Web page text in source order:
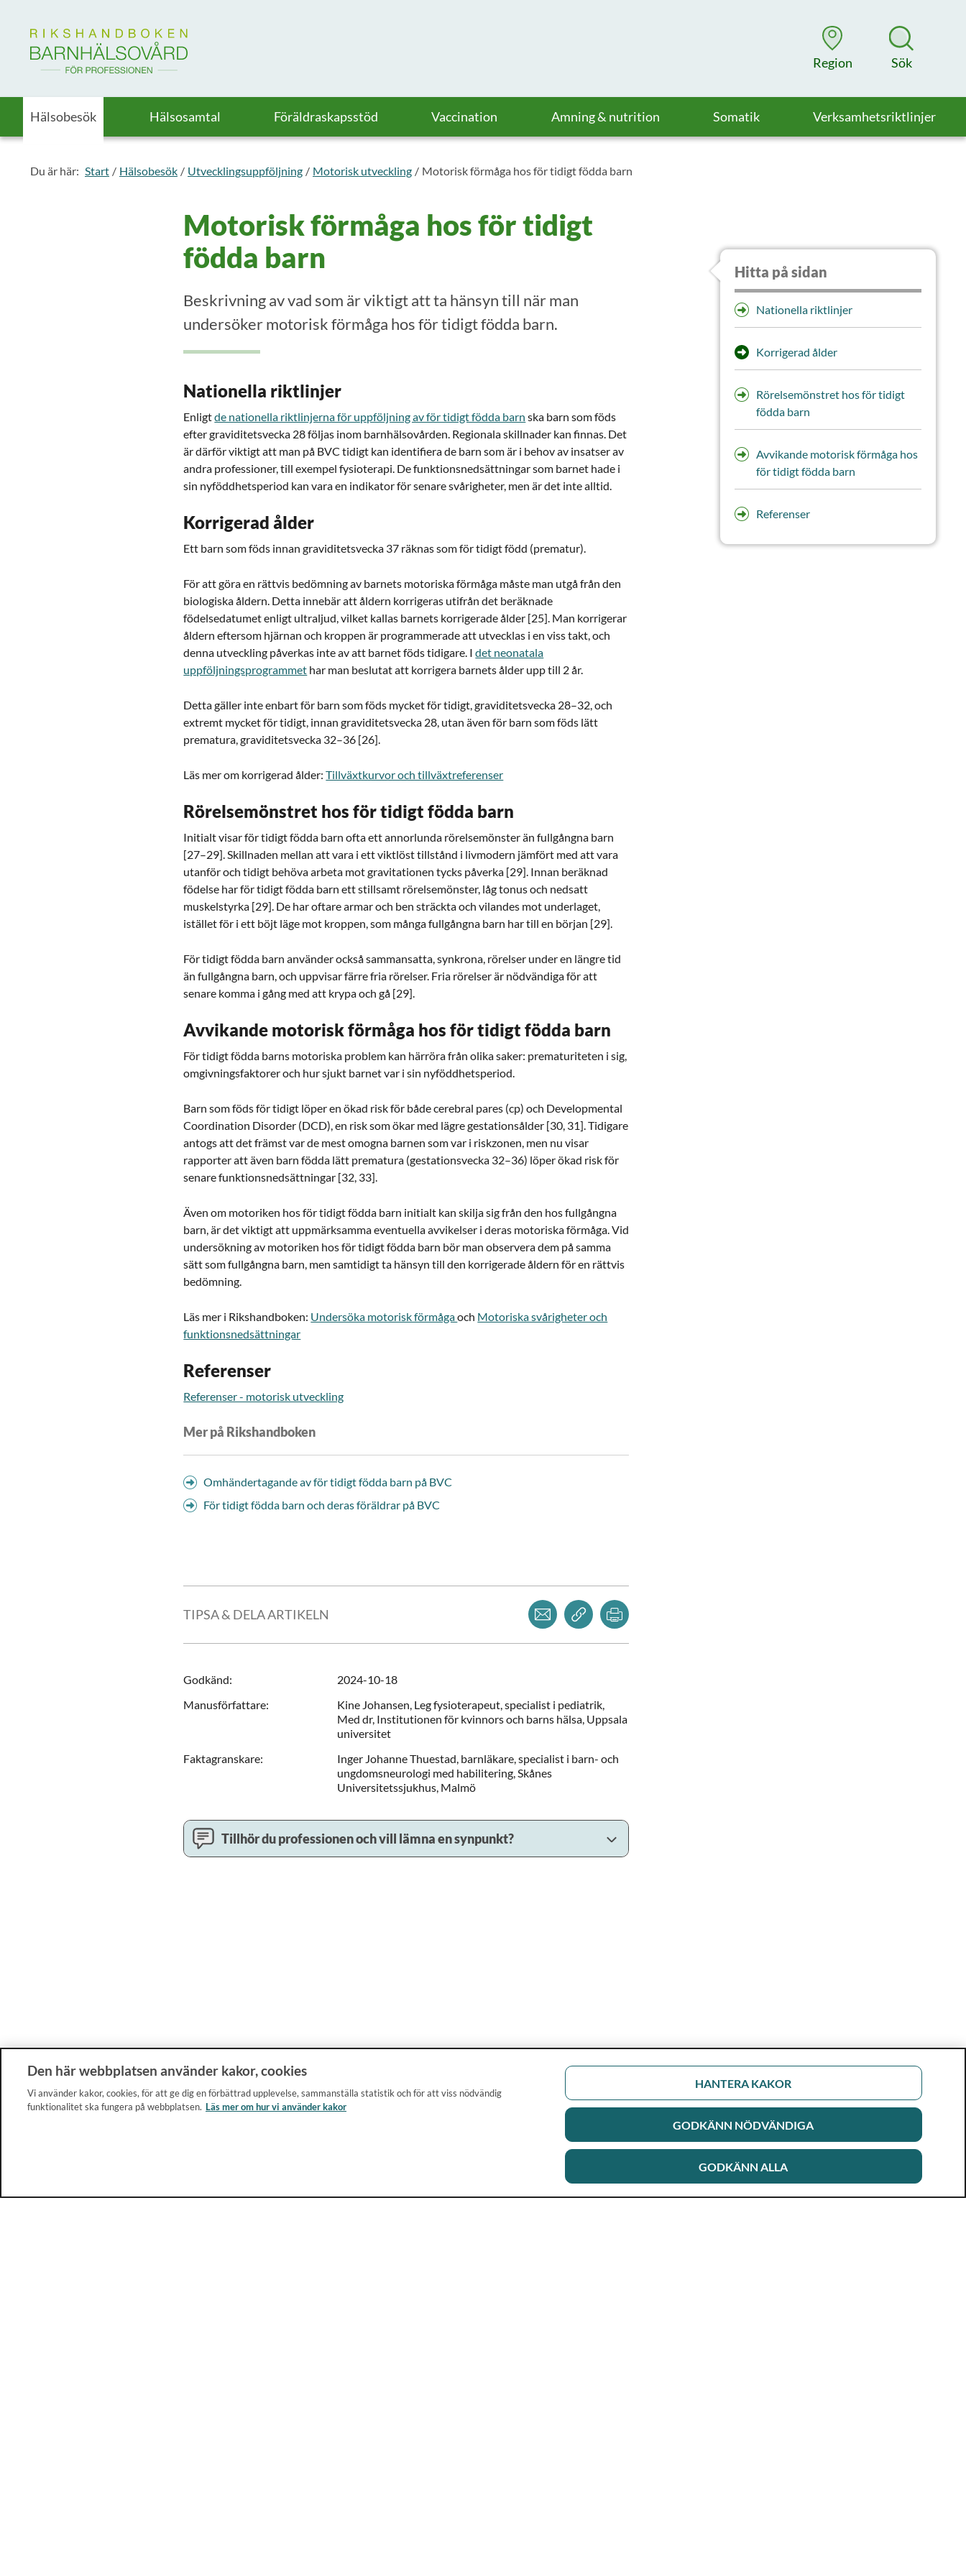
Till startsidan för Rikshandboken i barnhälsovård
Region Sök
Hälsobesök Hälsosamtal Föräldraskapsstöd Vaccination Amning & nutrition Somatik Verksamhetsriktlinjer
Du är här: Start Hälsobesök Utvecklingsuppföljning Motorisk utveckling Motorisk förmåga hos för tidigt födda barn
Motorisk förmåga hos för tidigt
födda barn
Beskrivning av vad som är viktigt att ta hänsyn till när man
undersöker motorisk förmåga hos för tidigt födda barn.
Nationella riktlinjer
Enligtde nationella riktlinjerna för uppföljning av för tidigt födda barn ska barn som föds
efter graviditetsvecka 28 följas inom barnhälsovården. Regionala skillnader kan finnas. Det
är därför viktigt att man på BVC tidigt kan identifiera de barn som är i behov av insatser av
andra professioner, till exempel fysioterapi. De funktionsnedsättningar som barnet hade i
sin nyföddhetsperiod kan vara en indikator för senare svårigheter, men är det inte alltid.
Korrigerad ålder
Ett barn som föds innan graviditetsvecka 37 räknas som för tidigt född (prematur).
För att göra en rättvis bedömning av barnets motoriska förmåga måste man utgå från den
biologiska åldern. Detta innebär att åldern korrigeras utifrån det beräknade
födelsedatumet enligt ultraljud, vilket kallas barnets korrigerade ålder [25]. Man korrigerar
åldern eftersom hjärnan och kroppen är programmerade att utvecklas i en viss takt, och
denna utveckling påverkas inte av att barnet föds tidigare. Idet neonatala
uppföljningsprogrammet har man beslutat att korrigera barnets ålder upp till 2 år.
Detta gäller inte enbart för barn som föds mycket för tidigt, graviditetsvecka 28–32, och
extremt mycket för tidigt, innan graviditetsvecka 28, utan även för barn som föds lätt
prematura, graviditetsvecka 32–36 [26].
Läs mer om korrigerad ålder:Tillväxtkurvor och tillväxtreferenser
Rörelsemönstret hos för tidigt födda barn
Initialt visar för tidigt födda barn ofta ett annorlunda rörelsemönster än fullgångna barn
[27–29]. Skillnaden mellan att vara i ett viktlöst tillstånd i livmodern jämfört med att vara
utanför och tidigt behöva arbeta mot gravitationen tycks påverka [29]. Innan beräknad
födelse har för tidigt födda barn ett stillsamt rörelsemönster, låg tonus och nedsatt
muskelstyrka [29]. De har oftare armar och ben sträckta och vilandes mot underlaget,
istället för i ett böjt läge mot kroppen, som många fullgångna barn har till en början [29].
För tidigt födda barn använder också sammansatta, synkrona, rörelser under en längre tid
än fullgångna barn, och uppvisar färre fria rörelser. Fria rörelser är nödvändiga för att
senare komma i gång med att krypa och gå [29].
Avvikande motorisk förmåga hos för tidigt födda barn
För tidigt födda barns motoriska problem kan härröra från olika saker: prematuriteten i sig,
omgivningsfaktorer och hur sjukt barnet var i sin nyföddhetsperiod.
Barn som föds för tidigt löper en ökad risk för både cerebral pares (cp) och Developmental
Coordination Disorder (DCD), en risk som ökar med lägre gestationsålder [30, 31]. Tidigare
antogs att det främst var de mest omogna barnen som var i riskzonen, men nu visar
rapporter att även barn födda lätt prematura (gestationsvecka 32–36) löper ökad risk för
senare funktionsnedsättningar [32, 33].
Även om motoriken hos för tidigt födda barn initialt kan skilja sig från den hos fullgångna
barn, är det viktigt att uppmärksamma eventuella avvikelser i deras motoriska förmåga. Vid
undersökning av motoriken hos för tidigt födda barn bör man observera dem på samma
sätt som fullgångna barn, men samtidigt ta hänsyn till den korrigerade åldern för en rättvis
bedömning.
Läs mer i Rikshandboken: Undersöka motorisk förmågaoch Motoriska svårigheter och
funktionsnedsättningar
Referenser
Referenser - motorisk utveckling
Mer på Rikshandboken
Omhändertagande av för tidigt födda barn på BVC
För tidigt födda barn och deras föräldrar på BVC
TIPSA & DELA ARTIKELN
Dela via mejlKopiera länk
Godkänd:
2024-10-18
Manusförfattare: Kine Johansen, Leg fysioterapeut, specialist i pediatrik,
Med dr, Institutionen för kvinnors och barns hälsa, Uppsala
universitet
Faktagranskare: Inger JohanneThuestad, barnläkare, specialist i barn- och
ungdomsneurologi med habilitering,Skånes
Universitetssjukhus, Malmö
Tillhör du professionen och vill lämna en synpunkt?
Hitta på sidan
Nationella riktlinjer
Korrigerad ålder
Rörelsemönstret hos för tidigt
födda barn
Avvikande motorisk förmåga hos
för tidigt födda barn
Referenser
Den här webbplatsen använder kakor, cookies
Vi använder kakor, cookies, för att ge dig en förbättrad upplevelse, sammanställa statistik och för att viss nödvändig
funktionalitet ska fungera på webbplatsen. Läs mer om hur vi använder kakor
HANTERA KAKOR
GODKÄNN NÖDVÄNDIGA
GODKÄNN ALLA